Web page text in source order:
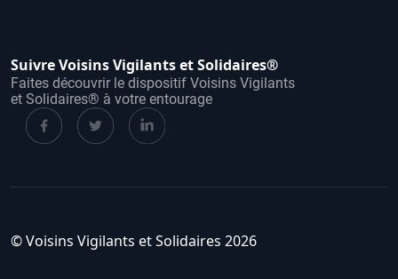
Suivre Voisins Vigilants et Solidaires®
Faites découvrir le dispositif Voisins Vigilants
et Solidaires® à votre entourage
© Voisins Vigilants et Solidaires 2026